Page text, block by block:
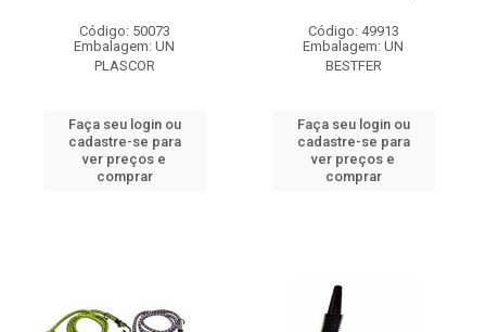
Código: 50073
Embalagem: UN
PLASCOR
Faça seu login ou
cadastre-se para
ver preços e
comprar
Código: 49913
Embalagem: UN
BESTFER
Faça seu login ou
cadastre-se para
ver preços e
comprar